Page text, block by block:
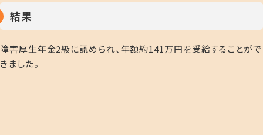
結果
障害厚生年金2級に認められ、年額約141万円を受給することがで
きました。